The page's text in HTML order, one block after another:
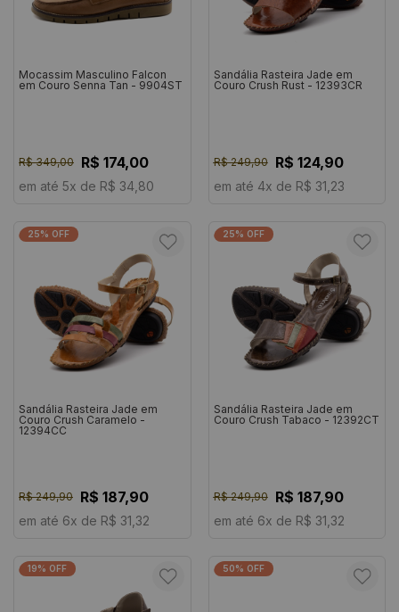
Mocassim Masculino Falcon
em Couro Senna Tan - 9904ST
R$ 349,00 R$ 174,00
em até 5x de R$ 34,80
Sandália Rasteira Jade em
Couro Crush Rust - 12393CR
R$ 249,90 R$ 124,90
em até 4x de R$ 31,23
25% OFF
Sandália Rasteira Jade em
Couro Crush Caramelo -
12394CC
R$ 249,90 R$ 187,90
em até 6x de R$ 31,32
25% OFF
Sandália Rasteira Jade em
Couro Crush Tabaco - 12392CT
R$ 249,90 R$ 187,90
em até 6x de R$ 31,32
19% OFF 50% OFF